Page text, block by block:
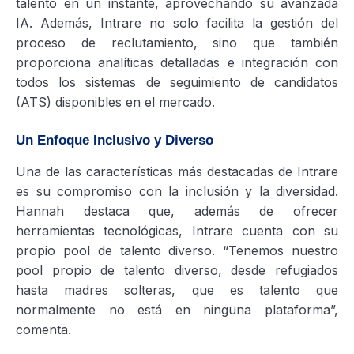
IA. Además, Intrare no solo facilita la gestión del
proceso de reclutamiento, sino que también
proporciona analíticas detalladas e integración con
todos los sistemas de seguimiento de candidatos
(ATS) disponibles en el mercado.
Un Enfoque Inclusivo y Diverso
Una de las características más destacadas de Intrare
es su compromiso con la inclusión y la diversidad.
Hannah destaca que, además de ofrecer
herramientas tecnológicas, Intrare cuenta con su
propio pool de talento diverso. “Tenemos nuestro
pool propio de talento diverso, desde refugiados
hasta madres solteras, que es talento que
normalmente no está en ninguna plataforma”,
comenta.